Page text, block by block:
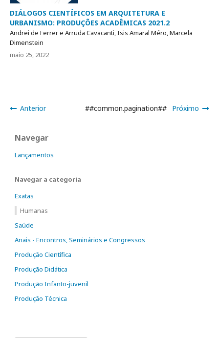
DIÁLOGOS CIENTÍFICOS EM ARQUITETURA E
URBANISMO: PRODUÇÕES ACADÊMICAS 2021.2
Andrei de Ferrer e Arruda Cavacanti, Isis Amaral Méro, Marcela
Dimenstein
maio 25, 2022
Anterior ##common.pagination## Próximo
Navegar
Lançamentos
Navegar a categoria
Exatas
Humanas
Saúde
Anais - Encontros, Seminários e Congressos
Produção Científica
Produção Didática
Produção Infanto-juvenil
Produção Técnica